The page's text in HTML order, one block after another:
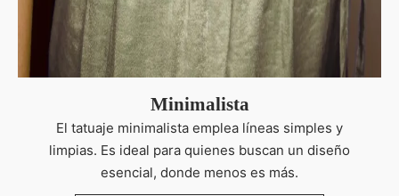
Minimalista
El tatuaje minimalista emplea líneas simples y
limpias. Es ideal para quienes buscan un diseño
esencial, donde menos es más.